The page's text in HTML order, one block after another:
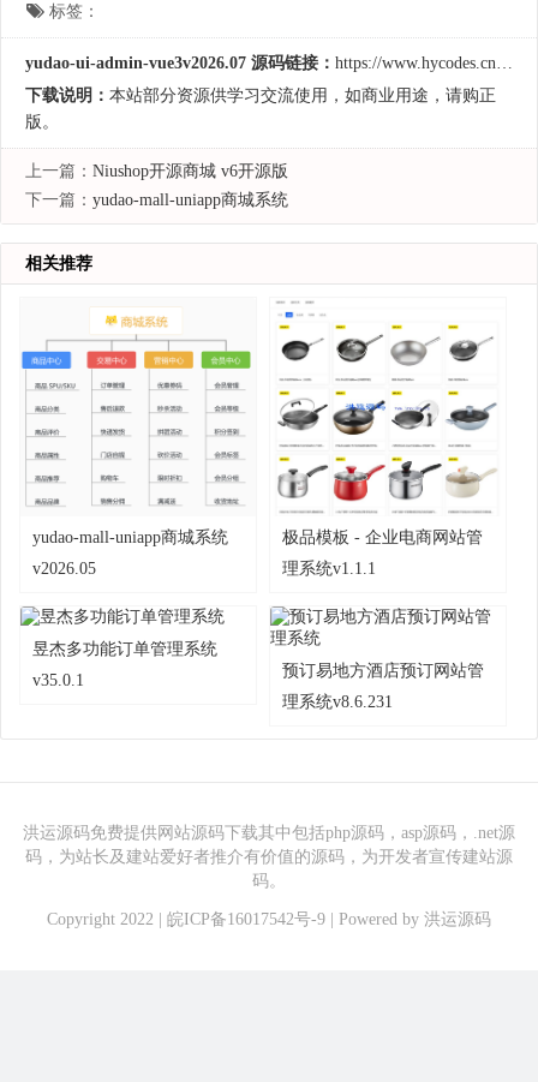
标签：
yudao-ui-admin-vue3v2026.07 源码链接： https://www.hycodes.cn/shop/5216.html
下载说明： 本站部分资源供学习交流使用，如商业用途，请购正
版。
上一篇： Niushop开源商城 v6开源版
下一篇： yudao-mall-uniapp商城系统
相关推荐
yudao-mall-uniapp商城系统
v2026.05
极品模板 - 企业电商网站管
理系统v1.1.1
昱杰多功能订单管理系统
v35.0.1
预订易地方酒店预订网站管
理系统v8.6.231
洪运源码免费提供网站源码下载其中包括php源码，asp源码，.net源
码，为站长及建站爱好者推介有价值的源码，为开发者宣传建站源
码。
Copyright 2022 | 皖ICP备16017542号-9 | Powered by 洪运源码